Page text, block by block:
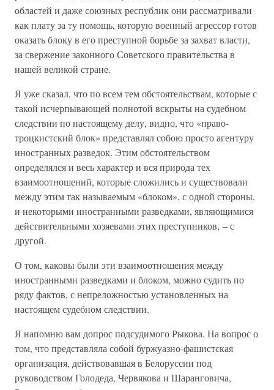
областей и даже союзных республик они рассматривали
как плату за ту помощь, которую военный агрессор готов
оказать блоку в его преступной борьбе за захват власти,
за свержение законного Советского правительства в
нашей великой стране.
Я уже сказал, что по всем тем обстоятельствам, которые с
такой исчерпывающей полнотой вскрыты на судебном
следствии по настоящему делу, видно, что «право-
троцкистский блок» представлял собою просто агентуру
иностранных разведок. Этим обстоятельством
определялся и весь характер и вся природа тех
взаимоотношений, которые сложились и существовали
между этим так называемым «блоком», с одной стороны,
и некоторыми иностранными разведками, являющимися
действительными хозяевами этих преступников, – с
другой.
О том, каковы были эти взаимоотношения между
иностранными разведками и блоком, можно судить по
ряду фактов, с непреложностью установленных на
настоящем судебном следствии.
Я напомню вам допрос подсудимого Рыкова. На вопрос о
том, что представляла собой буржуазно-фашистская
организация, действовавшая в Белоруссии под
руководством Голодеда, Червякова и Шаранговича,